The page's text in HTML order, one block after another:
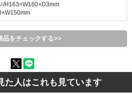
/H163×W160×D3mm
品をチェックする>>
た人はこれも見ています